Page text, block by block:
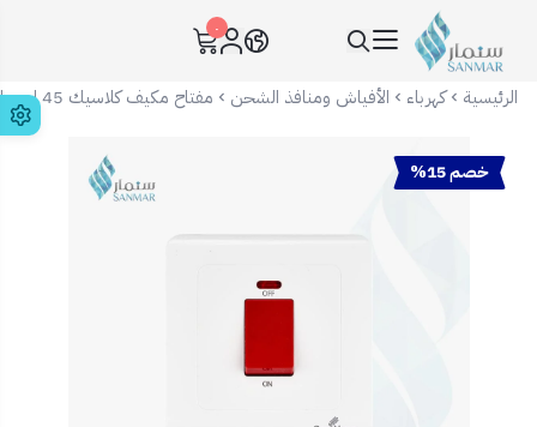
سنمار Sanmar
٠
الرئيسية كهرباء الأفياش ومنافذ الشحن مفتاح مكيف كلاسيك 45 امبير ابيض 7X7
خصم 15%